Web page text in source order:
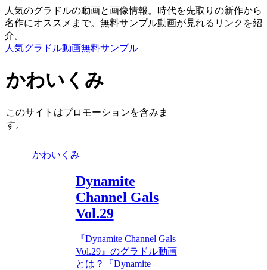
人気のグラドルの動画と画像情報。時代を先取りの新作から
名作にオススメまで。無料サンプル動画が見れるリンクを紹
介。
人気グラドル動画無料サンプル
かわいくみ
このサイトはプロモーションを含みま
す。
かわいくみ
Dynamite
Channel Gals
Vol.29
『Dynamite Channel Gals
Vol.29』のグラドル動画
とは？『Dynamite